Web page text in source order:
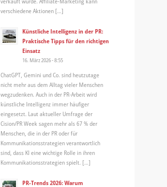
verschiedene Aktionen […]
Künstliche Intelligenz in der PR:
Praktische Tipps für den richtigen
Einsatz
16. März 2026 - 8:55
ChatGPT, Gemini und Co. sind heutzutage
nicht mehr aus dem Alltag vieler Menschen
wegzudenken. Auch in der PR-Arbeit wird
künstliche Intelligenz immer häufiger
eingesetzt. Laut aktueller Umfrage der
Cision/PR Week sagen mehr als 67 % der
Menschen, die in der PR oder für
Kommunikationsstrategien verantwortlich
sind, dass KI eine wichtige Rolle in ihren
Kommunikationsstrategien spielt. […]
PR-Trends 2026: Warum